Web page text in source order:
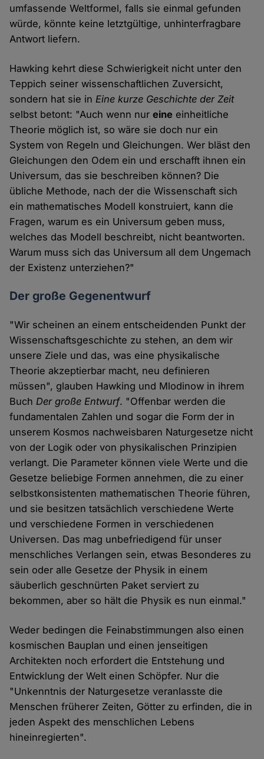
umfassende Weltformel, falls sie einmal gefunden
würde, könnte keine letztgültige, unhinterfragbare
Antwort liefern.
Hawking kehrt diese Schwierigkeit nicht unter den
Teppich seiner wissenschaftlichen Zuversicht,
sondern hat sie inEine kurze Geschichte der Zeit
selbst betont: "Auch wenn nureine einheitliche
Theorie möglich ist, so wäre sie doch nur ein
System von Regeln und Gleichungen. Wer bläst den
Gleichungen den Odem ein und erschafft ihnen ein
Universum, das sie beschreiben können? Die
übliche Methode, nach der die Wissenschaft sich
ein mathematisches Modell konstruiert, kann die
Fragen, warum es ein Universum geben muss,
welches das Modell beschreibt, nicht beantworten.
Warum muss sich das Universum all dem Ungemach
der Existenz unterziehen?"
Der große Gegenentwurf
"Wir scheinen an einem entscheidenden Punkt der
Wissenschaftsgeschichte zu stehen, an dem wir
unsere Ziele und das, was eine physikalische
Theorie akzeptierbar macht, neu definieren
müssen", glauben Hawking und Mlodinow in ihrem
BuchDer große Entwurf. "Offenbar werden die
fundamentalen Zahlen und sogar die Form der in
unserem Kosmos nachweisbaren Naturgesetze nicht
von der Logik oder von physikalischen Prinzipien
verlangt. Die Parameter können viele Werte und die
Gesetze beliebige Formen annehmen, die zu einer
selbstkonsistenten mathematischen Theorie führen,
und sie besitzen tatsächlich verschiedene Werte
und verschiedene Formen in verschiedenen
Universen. Das mag unbefriedigend für unser
menschliches Verlangen sein, etwas Besonderes zu
sein oder alle Gesetze der Physik in einem
säuberlich geschnürten Paket serviert zu
bekommen, aber so hält die Physik es nun einmal."
Weder bedingen die Feinabstimmungen also einen
kosmischen Bauplan und einen jenseitigen
Architekten noch erfordert die Entstehung und
Entwicklung der Welt einen Schöpfer. Nur die
"Unkenntnis der Naturgesetze veranlasste die
Menschen früherer Zeiten, Götter zu erfinden, die in
jeden Aspekt des menschlichen Lebens
hineinregierten".